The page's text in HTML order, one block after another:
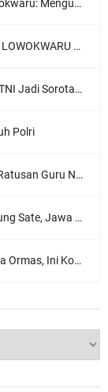
Muktamar NU ke-35
Sanad Laku Para Muassis
Sorotan Dunia
Polri
Deklarasi Ramah Anak
Jawa Barat
Komentar PBNU